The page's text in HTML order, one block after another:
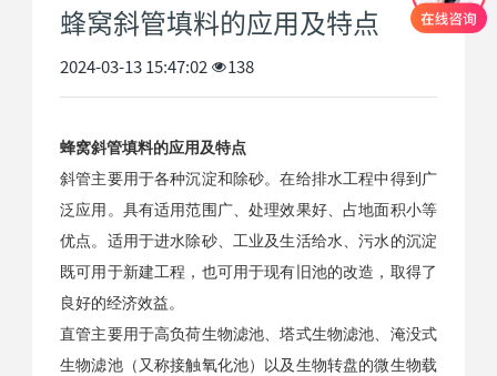
蜂窝斜管填料的应用及特点
2024-03-13 15:47:02 138
蜂窝斜管填料的应用及特点
斜管主要用于各种沉淀和除砂。在给排水工程中得到广
泛应用。具有适用范围广、处理效果好、占地面积小等
优点。适用于进水除砂、工业及生活给水、污水的沉淀
既可用于新建工程，也可用于现有旧池的改造，取得了
良好的经济效益。
直管主要用于高负荷生物滤池、塔式生物滤池、淹没式
生物滤池（又称接触氧化池）以及生物转盘的微生物载